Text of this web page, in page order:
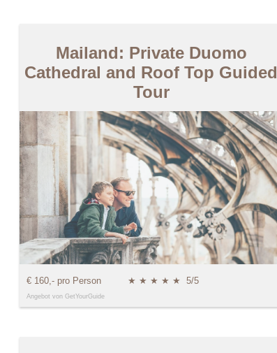
Mailand: Private Duomo
Cathedral and Roof Top Guided
Tour
€ 160,- pro Person ★ ★ ★ ★ ★ 5/5
Angebot von GetYourGuide